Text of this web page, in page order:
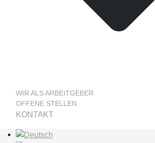
WIR ALS ARBEITGEBER
OFFENE STELLEN
KONTAKT
Sprache auswählen